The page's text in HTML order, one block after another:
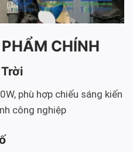
CHÍNH
phù hợp chiếu sáng kiến
công nghiệp